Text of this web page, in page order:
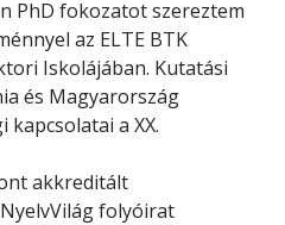
PhD fokozatot szereztem
az ELTE BTK
Iskolájában. Kutatási
és Magyarország
kapcsolatai a XX.
akkreditált
folyóirat